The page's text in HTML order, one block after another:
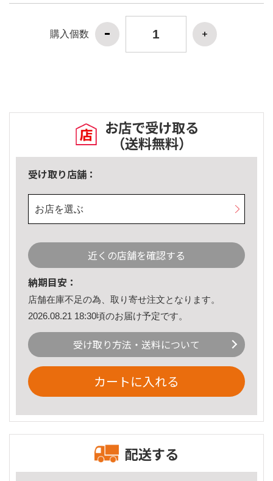
購入個数
お店で受け取る
（送料無料）
受け取り店舗：
お店を選ぶ
近くの店舗を確認する
納期目安：
店舗在庫不足の為、取り寄せ注文となります。
2026.08.21 18:30頃のお届け予定です。
受け取り方法・送料について
カートに入れる
配送する